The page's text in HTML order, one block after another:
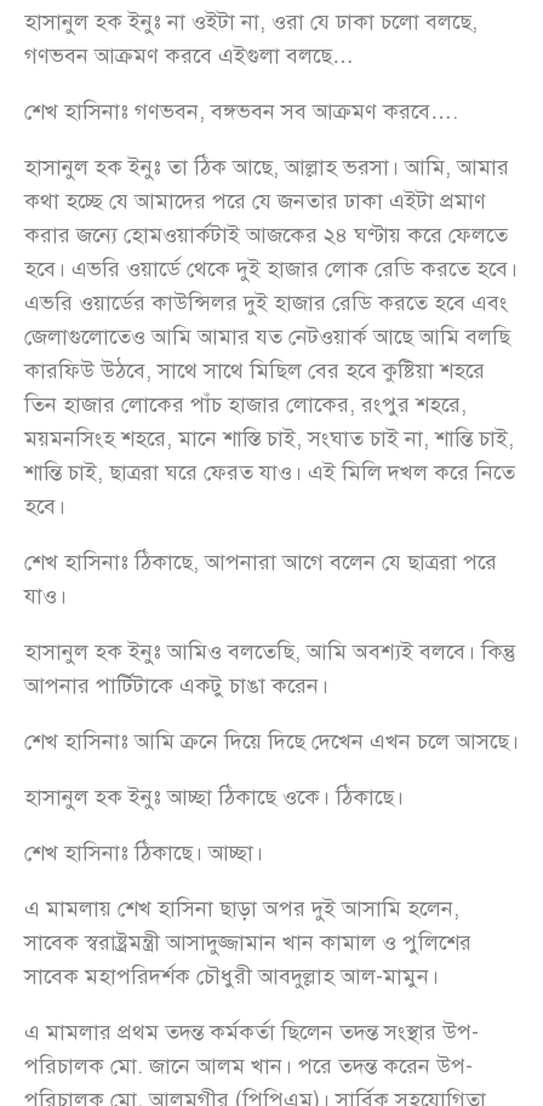
হাসানুল হক ইনুঃ না ওইটা না, ওরা যে ঢাকা চলো বলছে,
গণভবন আক্রমণ করবে এইগুলা বলছে…
শেখ হাসিনাঃ গণভবন, বঙ্গভবন সব আক্রমণ করবে….
হাসানুল হক ইনুঃ তা ঠিক আছে, আল্লাহ ভরসা। আমি, আমার
কথা হচ্ছে যে আমাদের পরে যে জনতার ঢাকা এইটা প্রমাণ
করার জন্যে হোমওয়ার্কটাই আজকের ২৪ ঘণ্টায় করে ফেলতে
হবে। এভরি ওয়ার্ডে থেকে দুই হাজার লোক রেডি করতে হবে।
এভরি ওয়ার্ডের কাউন্সিলর দুই হাজার রেডি করতে হবে এবং
জেলাগুলোতেও আমি আমার যত নেটওয়ার্ক আছে আমি বলছি
কারফিউ উঠবে, সাথে সাথে মিছিল বের হবে কুষ্টিয়া শহরে
তিন হাজার লোকের পাঁচ হাজার লোকের, রংপুর শহরে,
ময়মনসিংহ শহরে, মানে শাস্তি চাই, সংঘাত চাই না, শান্তি চাই,
শান্তি চাই, ছাত্ররা ঘরে ফেরত যাও। এই মিলি দখল করে নিতে
হবে।
শেখ হাসিনাঃ ঠিকাছে, আপনারা আগে বলেন যে ছাত্ররা পরে
যাও।
হাসানুল হক ইনুঃ আমিও বলতেছি, আমি অবশ্যই বলবে। কিন্তু
আপনার পার্টিটাকে একটু চাঙা করেন।
শেখ হাসিনাঃ আমি ক্রনে দিয়ে দিছে দেখেন এখন চলে আসছে।
হাসানুল হক ইনুঃ আচ্ছা ঠিকাছে ওকে। ঠিকাছে।
শেখ হাসিনাঃ ঠিকাছে। আচ্ছা।
এ মামলায় শেখ হাসিনা ছাড়া অপর দুই আসামি হলেন,
সাবেক স্বরাষ্ট্রমন্ত্রী আসাদুজ্জামান খান কামাল ও পুলিশের
সাবেক মহাপরিদর্শক চৌধুরী আবদুল্লাহ আল-মামুন।
এ মামলার প্রথম তদন্ত কর্মকর্তা ছিলেন তদন্ত সংস্থার উপ-
পরিচালক মো. জানে আলম খান। পরে তদন্ত করেন উপ-
পরিচালক মো. আলমগীর (পিপিএম)। সার্বিক সহযোগিতা